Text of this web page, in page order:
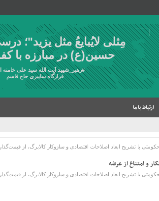
مِثلی لایُبایعُ مثل یزید"؛
حسین(ع) در مبارزه با
#رهبر_شهید آیت الله سید علی
قرارگاه سایبری حاج قاسم
ارتباط با ما
و امتناع از عرضه
ابعاد اصلاحات اقتصادی و سازوکار کالابرگ، از قیمت‌گذاری دولتی در